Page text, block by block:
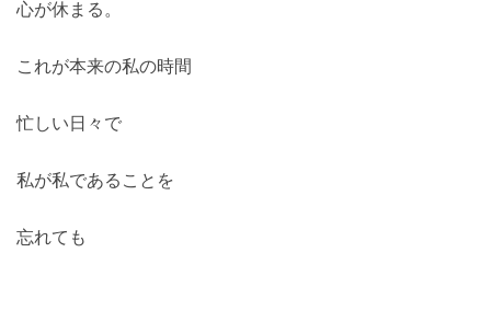
心が休まる。
これが本来の私の時間
忙しい日々で
私が私であることを
忘れても